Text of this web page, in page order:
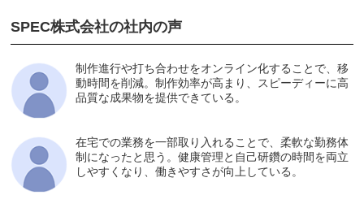
SPEC株式会社の社内の声
制作進行や打ち合わせをオンライン化することで、移
動時間を削減。制作効率が高まり、スピーディーに高
品質な成果物を提供できている。
在宅での業務を一部取り入れることで、柔軟な勤務体
制になったと思う。健康管理と自己研鑽の時間を両立
しやすくなり、働きやすさが向上している。